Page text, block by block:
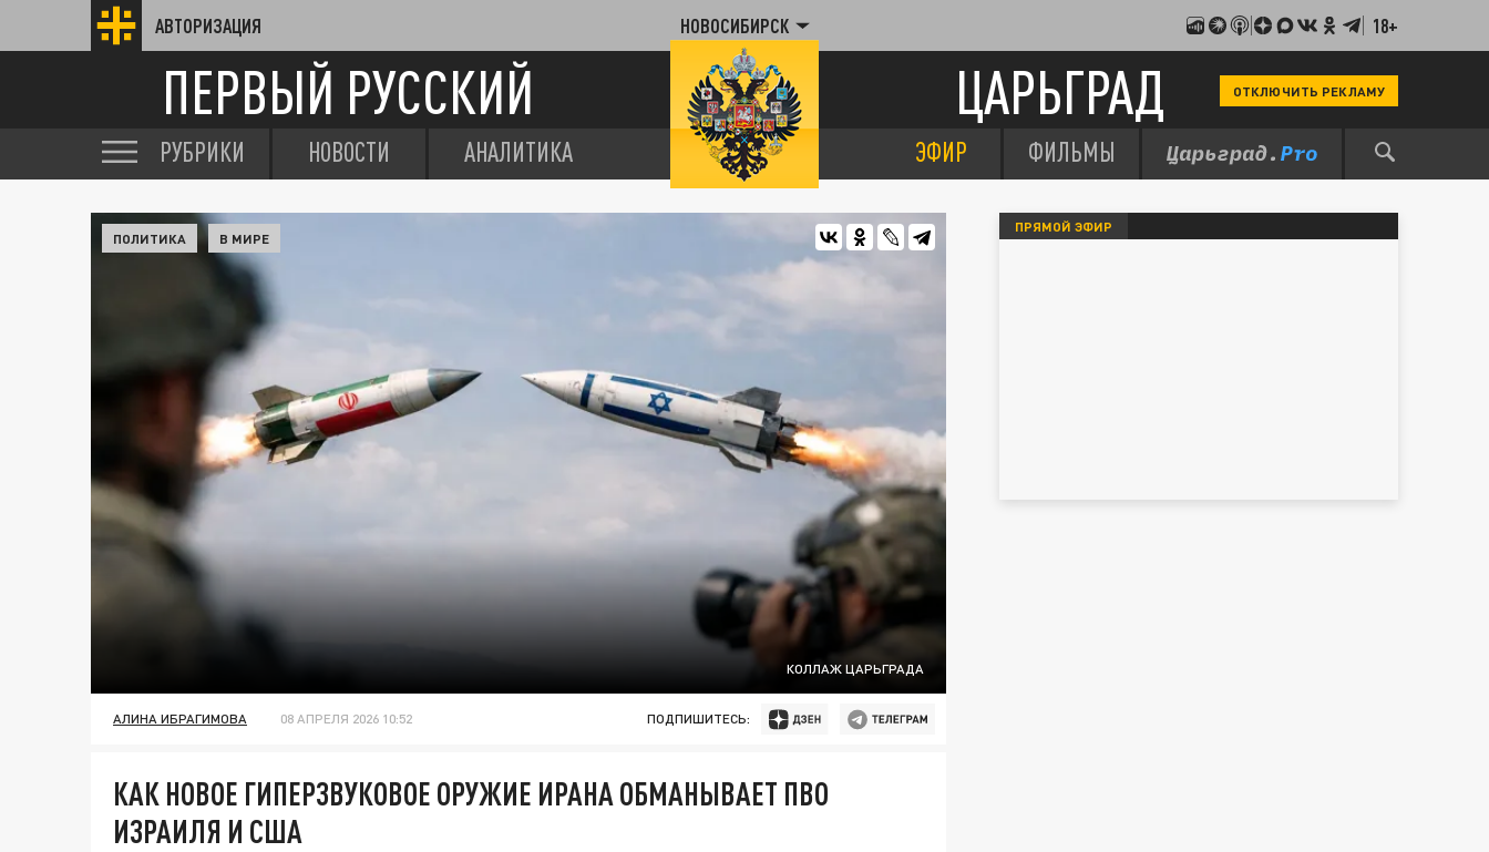
АВТОРИЗАЦИЯ НОВОСИБИРСК 18+
ПЕРВЫЙ РУССКИЙ ЦАРЬГРАД ОТКЛЮЧИТЬ РЕКЛАМУ
РУБРИКИ НОВОСТИ АНАЛИТИКА ЭФИР ФИЛЬМЫ
КОЛЛАЖ ЦАРЬГРАДА
ПОЛИТИКА В МИРЕ
АЛИНА ИБРАГИМОВА 08 АПРЕЛЯ 2026 10:52 ПОДПИШИТЕСЬ:
КАК НОВОЕ ГИПЕРЗВУКОВОЕ ОРУЖИЕ ИРАНА ОБМАНЫВАЕТ ПВО
ИЗРАИЛЯ И США
ПРЯМОЙ ЭФИР